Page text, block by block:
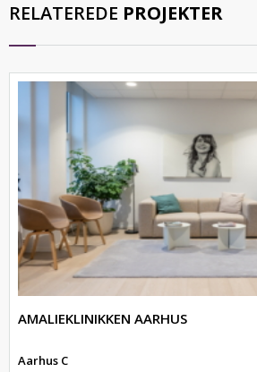
RELATEREDE PROJEKTER
AMALIEKLINIKKEN AARHUS
Aarhus C